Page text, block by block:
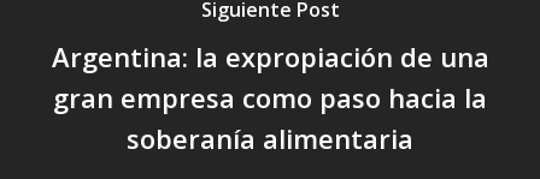
Siguiente Post
Argentina: la expropiación de una
gran empresa como paso hacia la
soberanía alimentaria